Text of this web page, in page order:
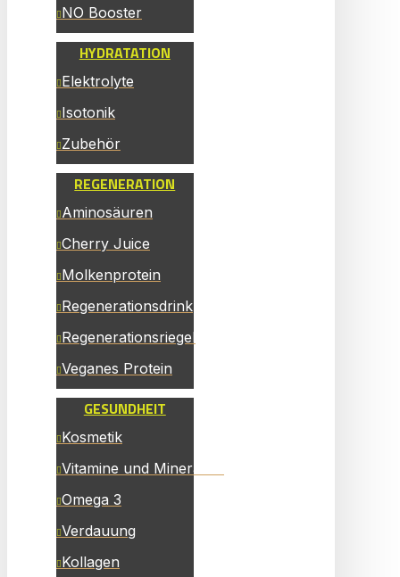
NO Booster
HYDRATATION
Elektrolyte
Isotonik
Zubehör
REGENERATION
Aminosäuren
Cherry Juice
Molkenprotein
Regenerationsdrink
Regenerationsriegel
Veganes Protein
GESUNDHEIT
Kosmetik
Vitamine und Mineralien
Omega 3
Verdauung
Kollagen